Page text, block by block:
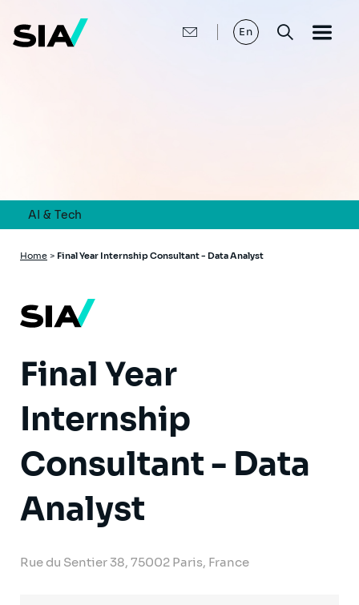
main
content
En
AI & Tech
Breadcrumb
Home > Final Year Internship Consultant - Data Analyst
Final Year
Internship
Consultant - Data
Analyst
Rue du Sentier 38, 75002 Paris, France